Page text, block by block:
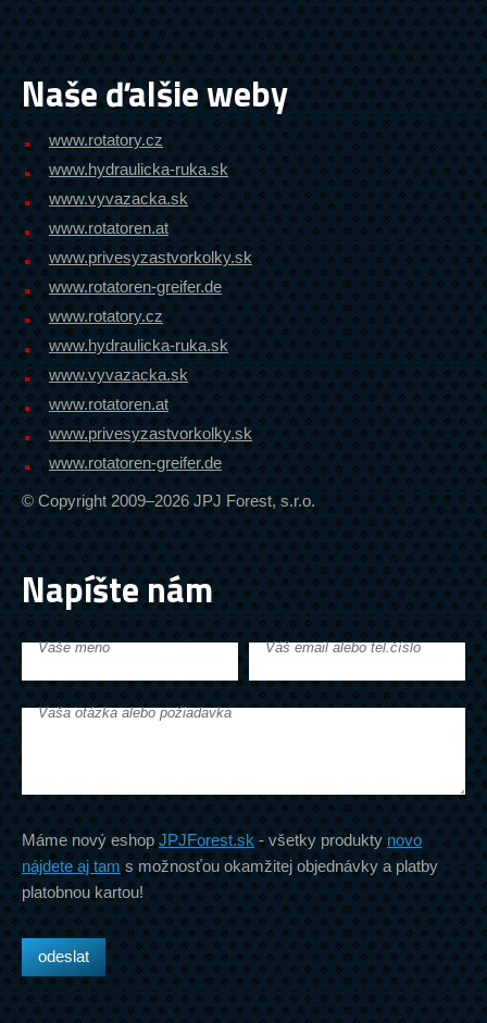
Naše ďalšie weby
www.rotatory.cz
www.hydraulicka-ruka.sk
www.vyvazacka.sk
www.rotatoren.at
www.privesyzastvorkolky.sk
www.rotatoren-greifer.de
www.rotatory.cz
www.hydraulicka-ruka.sk
www.vyvazacka.sk
www.rotatoren.at
www.privesyzastvorkolky.sk
www.rotatoren-greifer.de
© Copyright 2009–2026 JPJ Forest, s.r.o.
Napíšte nám
Vaše meno Váš email alebo tel.číslo
Vaša otázka alebo požiadavka
Máme nový eshopJPJForest.sk- všetky produktynovo
nájdete aj tams možnosťou okamžitej objednávky a platby
platobnou kartou!